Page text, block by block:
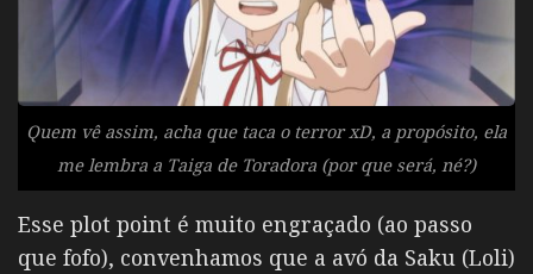
Quem vê assim, acha que taca o terror xD, a propósito, ela
me lembra a Taiga de Toradora (por que será, né?)
Esse plot point é muito engraçado (ao passo
que fofo), convenhamos que a avó da Saku (Loli)